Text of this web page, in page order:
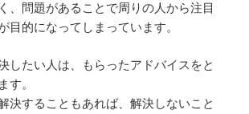
、問題があることで周りの人から注目
目的になってしまっています。
したい人は、もらったアドバイスをと
す。
決することもあれば、解決しないこと